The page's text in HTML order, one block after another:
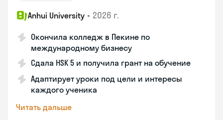
Anhui University • 2026 г.
Окончила колледж в Пекине по
международному бизнесу
Сдала HSK 5 и получила грант на обучение
Адаптирует уроки под цели и интересы
каждого ученика
Читать дальше